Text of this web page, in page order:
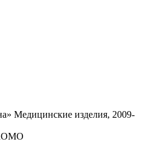
Медицинские изделия, 2009-